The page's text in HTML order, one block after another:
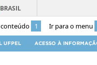
1 Ir para o menu
BRASIL
UFPEL ACESSO À